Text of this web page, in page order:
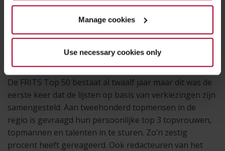
Manage cookies
Use necessary cookies only
De FRITS Top 50 bestaat al twaalf jaar maar dit was de
eerste keer dat de lijsten op basis van verkiezingen zijn
samengesteld. Aan tweehonderd topmensen in de
regio is gevraagd hun persoonlijke top 3 topvrouwen,
topmannen en talenten in te sturen. Zo’n zestig
procent heeft gereageerd. Ook redacteuren van het